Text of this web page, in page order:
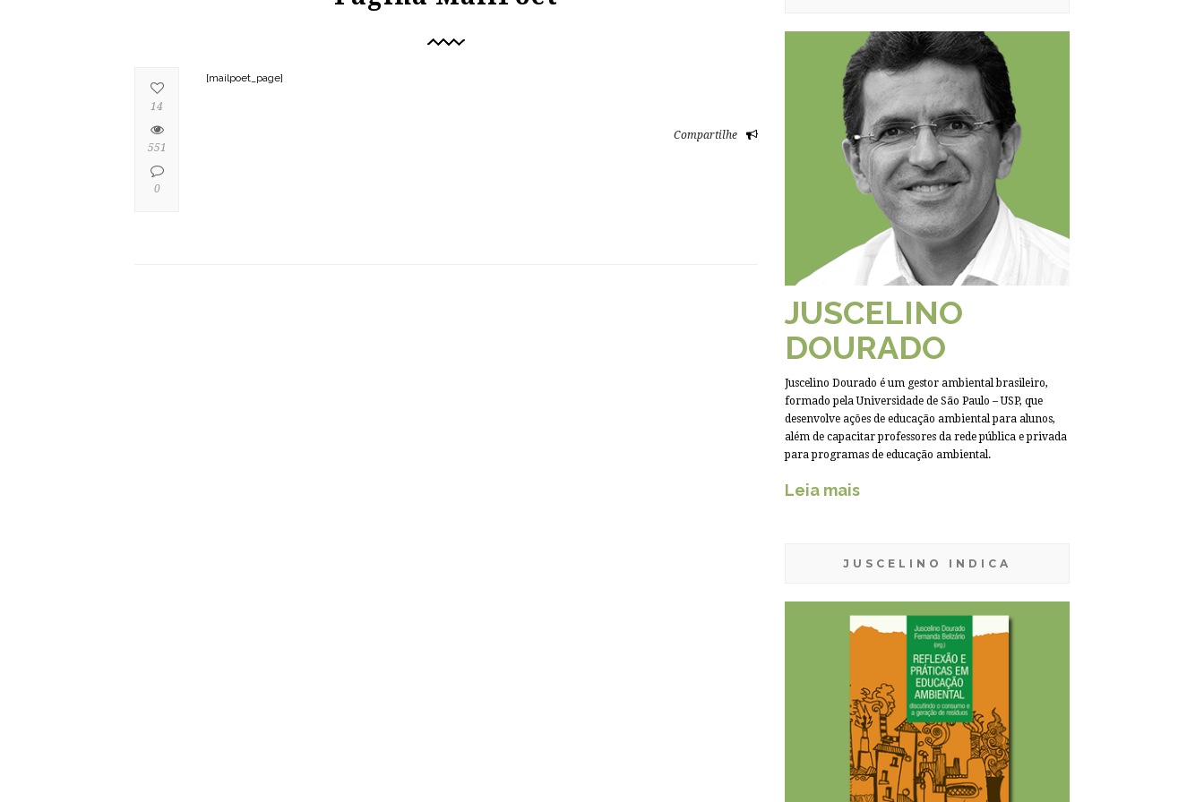
[mailpoet_page]
Compartilhe
14
551
0
JUSCELINO
DOURADO
Juscelino Dourado é um gestor ambiental brasileiro,
formado pela Universidade de São Paulo – USP, que
desenvolve ações de educação ambiental para alunos,
além de capacitar professores da rede pública e privada
para programas de educação ambiental.
Leia mais
JUSCELINO INDICA